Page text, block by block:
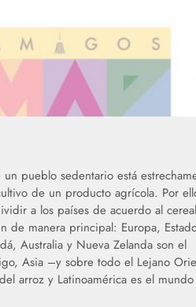
un pueblo sedentario está
de un producto agrícola. Por
a los países de acuerdo al cereal
de manera principal: Europa,
Australia y Nueva Zelanda son el
Asia –y sobre todo el Lejano
arroz y Latinoamérica es el